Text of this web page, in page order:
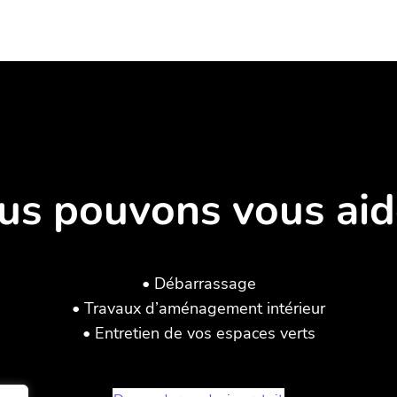
pouvons vous
• Débarrassage
• Travaux d’aménagement intérieur
• Entretien de vos espaces verts